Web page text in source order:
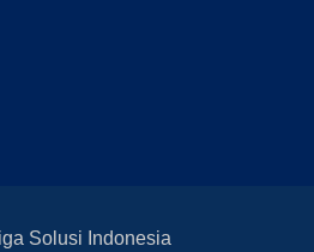
Solusi Indonesia